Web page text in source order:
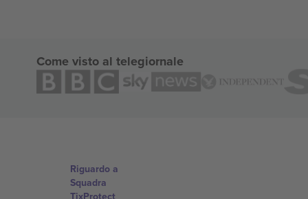
Come visto al telegiornale
Riguardo a
Squadra
TixProtect